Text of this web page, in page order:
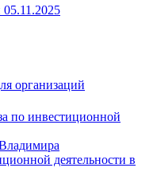
организаций
по инвестиционной
деятельности в